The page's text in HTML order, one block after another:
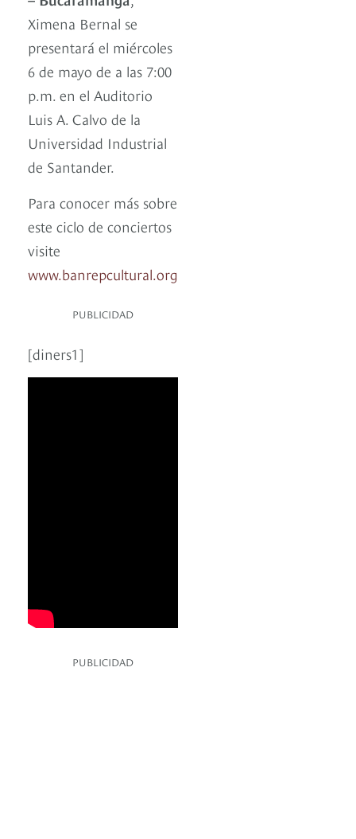
Ximena Bernal se
presentará el miércoles
6 de mayo de a las 7:00
p.m. en el Auditorio
Luis A. Calvo de la
Universidad Industrial
de Santander.
Para conocer más sobre
este ciclo de conciertos
visite
www.banrepcultural.org
PUBLICIDAD
[diners1]
PUBLICIDAD